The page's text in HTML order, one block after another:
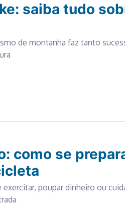
saiba tudo
de montanha faz tanto
como se
exercitar, poupar dinheiro ou